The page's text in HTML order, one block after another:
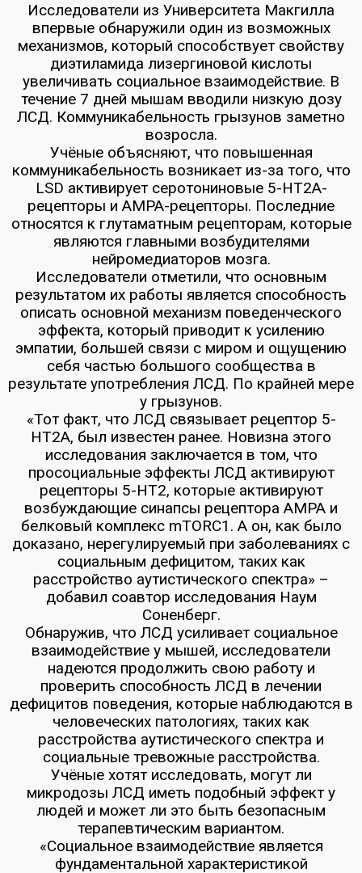
Исследователи из Университета Макгилла
впервые обнаружили один из возможных
механизмов, который способствует свойству
диэтиламида лизергиновой кислоты
увеличивать социальное взаимодействие. В
течение 7 дней мышам вводили низкую дозу
ЛСД. Коммуникабельность грызунов заметно
возросла.
Учёные объясняют, что повышенная
коммуникабельность возникает из-за того, что
LSD активирует серотониновые 5-НТ2А-
рецепторы и AMPA-рецепторы. Последние
относятся к глутаматным рецепторам, которые
являются главными возбудителями
нейромедиаторов мозга.
Исследователи отметили, что основным
результатом их работы является способность
описать основной механизм поведенческого
эффекта, который приводит к усилению
эмпатии, большей связи с миром и ощущению
себя частью большого сообщества в
результате употребления ЛСД. По крайней мере
у грызунов.
«Тот факт, что ЛСД связывает рецептор 5-
HT2A, был известен ранее. Новизна этого
исследования заключается в том, что
просоциальные эффекты ЛСД активируют
рецепторы 5-HT2, которые активируют
возбуждающие синапсы рецептора AMPA и
белковый комплекс mTORC1. А он, как было
доказано, нерегулируемый при заболеваниях с
социальным дефицитом, таких как
расстройство аутистического спектра» –
добавил соавтор исследования Наум
Соненберг.
Обнаружив, что ЛСД усиливает социальное
взаимодействие у мышей, исследователи
надеются продолжить свою работу и
проверить способность ЛСД в лечении
дефицитов поведения, которые наблюдаются в
человеческих патологиях, таких как
расстройства аутистического спектра и
социальные тревожные расстройства.
Учёные хотят исследовать, могут ли
микродозы ЛСД иметь подобный эффект у
людей и может ли это быть безопасным
терапевтическим вариантом.
«Социальное взаимодействие является
фундаментальной характеристикой